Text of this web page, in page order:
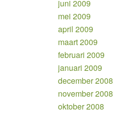
juni 2009
mei 2009
april 2009
maart 2009
februari 2009
januari 2009
december 2008
november 2008
oktober 2008